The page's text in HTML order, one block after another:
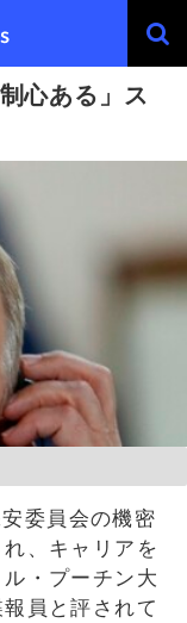
心ある」ス
委員会の機密
、キャリアを
・プーチン大
員と評されて